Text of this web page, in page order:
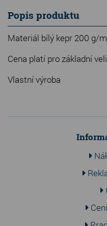
Popis produktu
Materiál bílý kepr 200 g/
Cena platí pro základní
Vlastní výroba